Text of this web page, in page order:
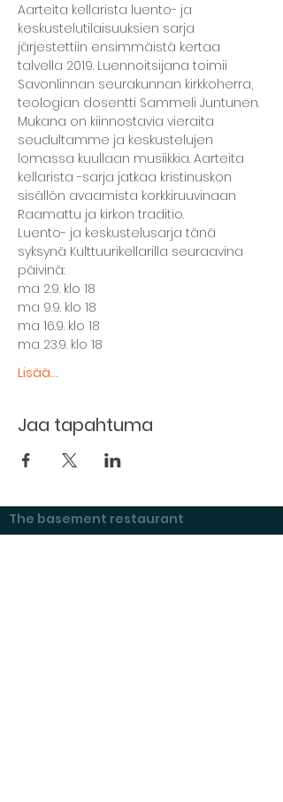
Aarteita kellarista luento- ja
keskustelutilaisuuksien sarja
järjestettiin ensimmäistä kertaa
talvella 2019. Luennoitsijana toimii
Savonlinnan seurakunnan kirkkoherra,
teologian dosentti Sammeli Juntunen.
Mukana on kiinnostavia vieraita
seudultamme ja keskustelujen
lomassa kuullaan musiikkia. Aarteita
kellarista -sarja jatkaa kristinuskon
sisällön avaamista korkkiruuvinaan
Raamattu ja kirkon traditio.
Luento- ja keskustelusarja tänä
syksynä Kulttuurikellarilla seuraavina
päivinä:
ma 2.9. klo 18
ma 9.9. klo 18
ma 16.9. klo 18
ma 23.9. klo 18
Lisää...
Jaa tapahtuma
The basement restaurant